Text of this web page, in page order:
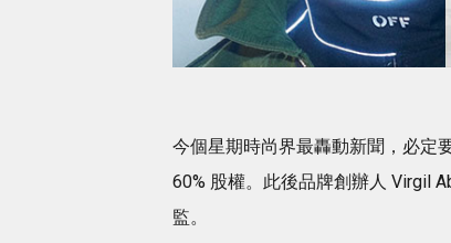
今個星期時尚界最轟動新聞，必定
60% 股權。此後品牌創辦人 Virgil
監。